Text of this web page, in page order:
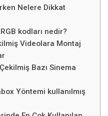
Nelere Dikkat
kodları nedir?
Videolara Montaj
Bazı Sinema
Yöntemi kullanılmış